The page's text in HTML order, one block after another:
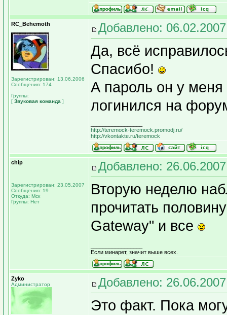
RC_Behemoth
Зарегистрирован: 13.06.2006
Сообщения: 174
Группы:
[ Звуковая команда ]
Добавлено:
Да, всё
Спасибо!
А пароль он у меня
логинился на
http://teremock-teremock.promodj.ru/
http://vkontakte.ru/teremock
chip
Зарегистрирован: 23.05.2007
Сообщения: 19
Откуда: Мск
Группы: Нет
Добавлено:
Вторую неделю
прочитать
Gateway" и все
Если минарет, значит выше всех.
Zyko
Администратор Добавлено:
Это факт. Пока